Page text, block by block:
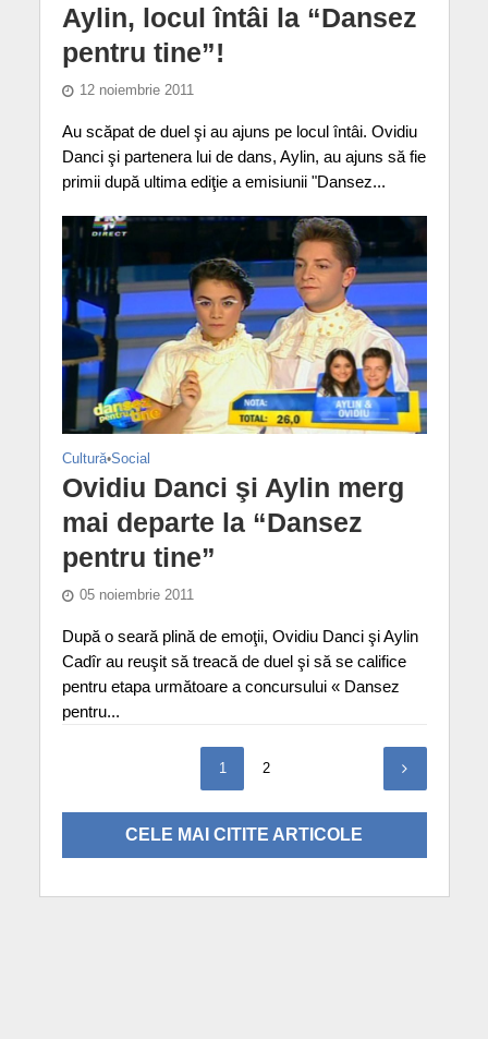
Aylin, locul întâi la “Dansez
pentru tine”!
12 noiembrie 2011
Au scăpat de duel şi au ajuns pe locul întâi. Ovidiu
Danci şi partenera lui de dans, Aylin, au ajuns să fie
primii după ultima ediţie a emisiunii "Dansez...
Cultură•Social
Ovidiu Danci şi Aylin merg
mai departe la “Dansez
pentru tine”
05 noiembrie 2011
După o seară plină de emoţii, Ovidiu Danci şi Aylin
Cadîr au reuşit să treacă de duel şi să se califice
pentru etapa următoare a concursului « Dansez
pentru...
1 2
CELE MAI CITITE ARTICOLE